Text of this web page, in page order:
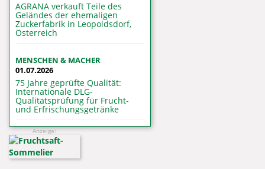
AGRANA verkauft Teile des
Geländes der ehemaligen
Zuckerfabrik in Leopoldsdorf,
Österreich
MENSCHEN & MACHER
01.07.2026
75 Jahre geprüfte Qualität:
Internationale DLG-
Qualitätsprüfung für Frucht-
und Erfrischungsgetränke
Anzeige: